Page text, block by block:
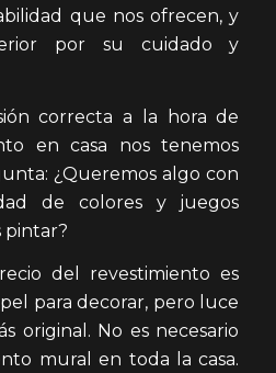
que nos ofrecen, y
por su cuidado y
correcta a la hora de
en casa nos tenemos
¿Queremos algo con
de colores y juegos
pintar?
del revestimiento es
para decorar, pero luce
original. No es necesario
mural en toda la casa.